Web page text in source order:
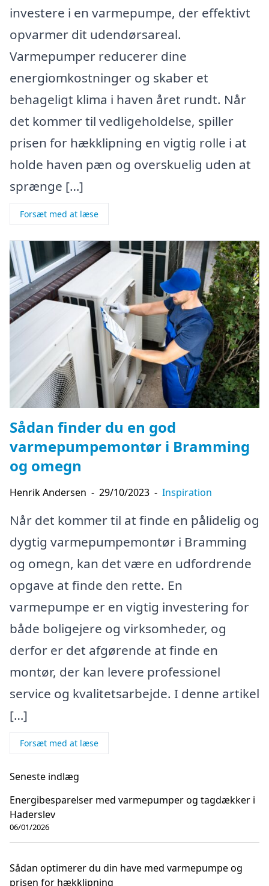
investere i en varmepumpe, der effektivt
opvarmer dit udendørsareal.
Varmepumper reducerer dine
energiomkostninger og skaber et
behageligt klima i haven året rundt. Når
det kommer til vedligeholdelse, spiller
prisen for hækklipning en vigtig rolle i at
holde haven pæn og overskuelig uden at
sprænge […]
Forsæt med at læse
Sådan finder du en god
varmepumpemontør i Bramming
og omegn
Henrik Andersen - 29/10/2023 - Inspiration
Når det kommer til at finde en pålidelig og
dygtig varmepumpemontør i Bramming
og omegn, kan det være en udfordrende
opgave at finde den rette. En
varmepumpe er en vigtig investering for
både boligejere og virksomheder, og
derfor er det afgørende at finde en
montør, der kan levere professionel
service og kvalitetsarbejde. I denne artikel
[…]
Forsæt med at læse
Seneste indlæg
Energibesparelser med varmepumper og tagdækker i
Haderslev
06/01/2026
Sådan optimerer du din have med varmepumpe og
prisen for hækklipning